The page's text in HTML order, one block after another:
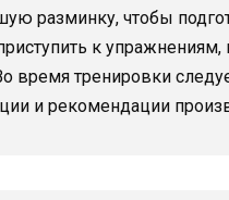
разминку, чтобы
к
время тренировки
и рекомендации